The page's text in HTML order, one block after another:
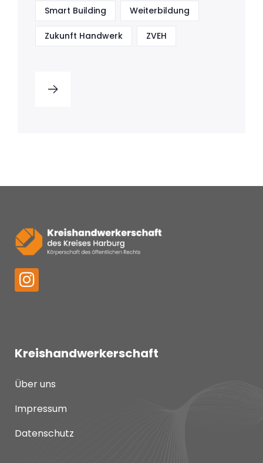
Smart Building Weiterbildung
Zukunft Handwerk ZVEH
Kreishandwerkerschaft
Über uns
Impressum
Datenschutz